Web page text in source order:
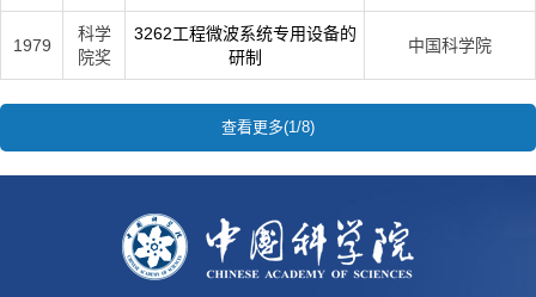
1979
科学
院奖
3262工程微波系统专用设备的
研制
中国科学院
查看更多(1/8)